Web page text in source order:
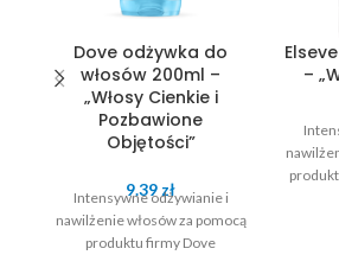
Dove odżywka do
włosów 200ml –
„Włosy Cienkie i
Pozbawione
Objętości”
9.39 zł
Intensywne odżywianie i
nawilżenie włosów za pomocą
produktu firmy Dove
–